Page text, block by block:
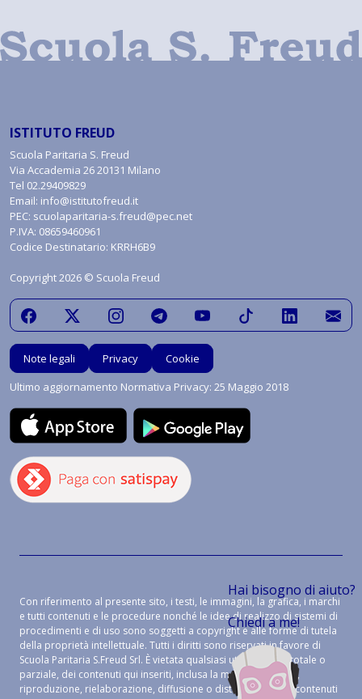
Hai bisogno di aiuto?
Chiedi a me!
ISTITUTO FREUD
Scuola Paritaria S. Freud
Via Accademia 26 20131 Milano
Tel 02.29409829
Email: info@istitutofreud.it
PEC: scuolaparitaria-s.freud@pec.net
P.IVA: 08659460961
Codice Destinatario: KRRH6B9
Copyright 2026 © Scuola Freud
Note legali Privacy
Cookie
Ultimo aggiornamento Normativa Privacy: 25 Maggio 2018
Con riferimento al presente sito, i testi, le immagini, la grafica, i marchi
e tutti contenuti e le procedure nonché le idee di realizzo di sistemi di
procedimenti e di uso sono soggetti a copyright e alle forme di tutela
della proprietà intellettuale. Tutti i diritti sono riservati in favore di
Scuola Paritaria S.Freud Srl. È vietata qualsiasi utilizzazione, totale o
parziale, dei contenuti qui inseriti, inclusa la memorizzazione,
riproduzione, rielaborazione, diffusione o distribuzione dei contenuti